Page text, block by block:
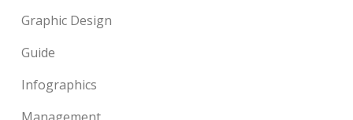
Graphic Design
Guide
Infographics